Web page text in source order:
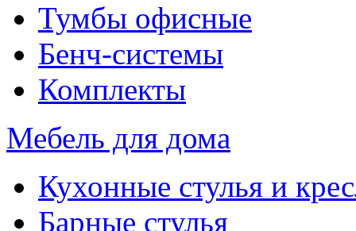
Тумбы офисные
Бенч-системы
Комплекты
Мебель для дома
Кухонные стулья и
Барные стулья